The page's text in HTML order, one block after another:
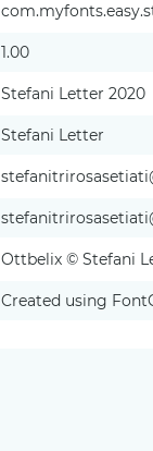
1.00
Stefani Letter 2020
Stefani Letter
Ottbelix © Stefani
Created using